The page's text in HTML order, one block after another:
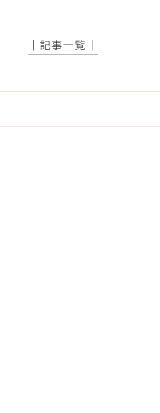
│記事一覧│